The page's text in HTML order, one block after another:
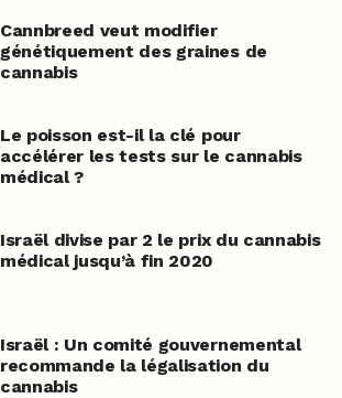
Cannbreed veut modifier
génétiquement des graines de
cannabis
Le poisson est-il la clé pour
accélérer les tests sur le cannabis
médical ?
Israël divise par 2 le prix du cannabis
médical jusqu’à fin 2020
Israël : Un comité gouvernemental
recommande la légalisation du
cannabis